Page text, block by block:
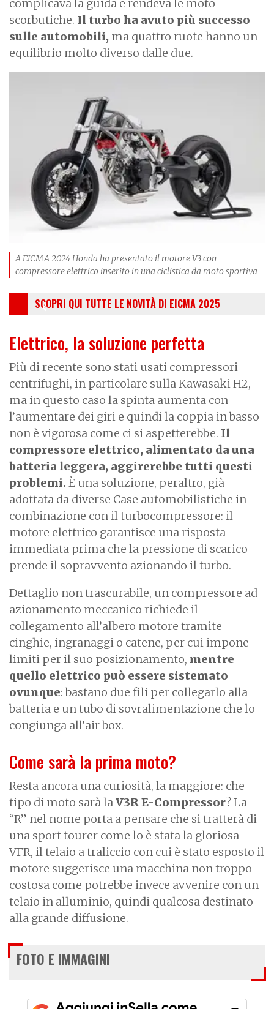
complicava la guida e rendeva le moto
scorbutiche. Il turbo ha avuto più successo
sulle automobili, ma quattro ruote hanno un
equilibrio molto diverso dalle due.
A EICMA 2024 Honda ha presentato il motore V3 con
compressore elettrico inserito in una ciclistica da moto sportiva
SCOPRI QUI TUTTE LE NOVITÀ DI EICMA 2025
Elettrico, la soluzione perfetta
Più di recente sono stati usati compressori
centrifughi, in particolare sulla Kawasaki H2,
ma in questo caso la spinta aumenta con
l’aumentare dei giri e quindi la coppia in basso
non è vigorosa come ci si aspetterebbe. Il
compressore elettrico, alimentato da una
batteria leggera, aggirerebbe tutti questi
problemi. È una soluzione, peraltro, già
adottata da diverse Case automobilistiche in
combinazione con il turbocompressore: il
motore elettrico garantisce una risposta
immediata prima che la pressione di scarico
prende il sopravvento azionando il turbo.
Dettaglio non trascurabile, un compressore ad
azionamento meccanico richiede il
collegamento all’albero motore tramite
cinghie, ingranaggi o catene, per cui impone
limiti per il suo posizionamento, mentre
quello elettrico può essere sistemato
ovunque: bastano due fili per collegarlo alla
batteria e un tubo di sovralimentazione che lo
congiunga all’air box.
Come sarà la prima moto?
Resta ancora una curiosità, la maggiore: che
tipo di moto sarà laV3R E-Compressor? La
“R” nel nome porta a pensare che si tratterà di
una sport tourer come lo è stata la gloriosa
VFR, il telaio a traliccio con cui è stato esposto il
motore suggerisce una macchina non troppo
costosa come potrebbe invece avvenire con un
telaio in alluminio, quindi qualcosa destinato
alla grande diffusione.
FOTO E IMMAGINI